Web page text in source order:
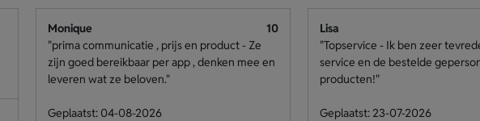
Monique
10
"prima communicatie , prijs en product - Ze
zijn goed bereikbaar per app , denken mee en
leveren wat ze beloven."
Geplaatst: 04-08-2026
Lisa
"Topservice - Ik ben zeer
service en de bestelde
producten!"
Geplaatst: 23-07-2026